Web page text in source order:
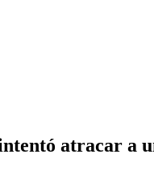
atracar a